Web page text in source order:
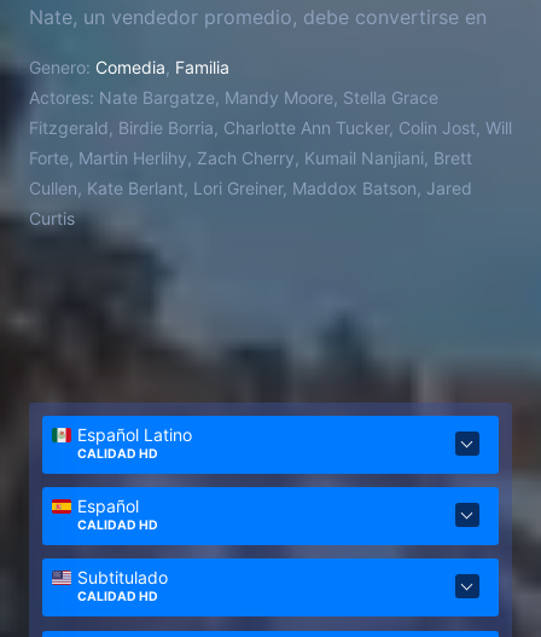
Nate, un vendedor promedio, debe convertirse en
hijas. Sin experiencia en la gestión del hogar,
descubre rápidamente que mantener a su familia
unida es el trabajo más difícil que ha tenido.
Genero: Comedia Familia
Actores: Nate Bargatze, Mandy Moore, Stella Grace
Fitzgerald, Birdie Borria, Charlotte Ann Tucker, Colin Jost, Will
Forte, Martin Herlihy, Zach Cherry, Kumail Nanjiani, Brett
Cullen, Kate Berlant, Lori Greiner, Maddox Batson, Jared
Curtis
Español Latino
CALIDAD HD
Español
CALIDAD HD
Subtitulado
CALIDAD HD